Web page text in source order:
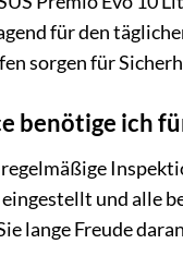
für den
sorgen für
benötige ich
und alle
lange Freude